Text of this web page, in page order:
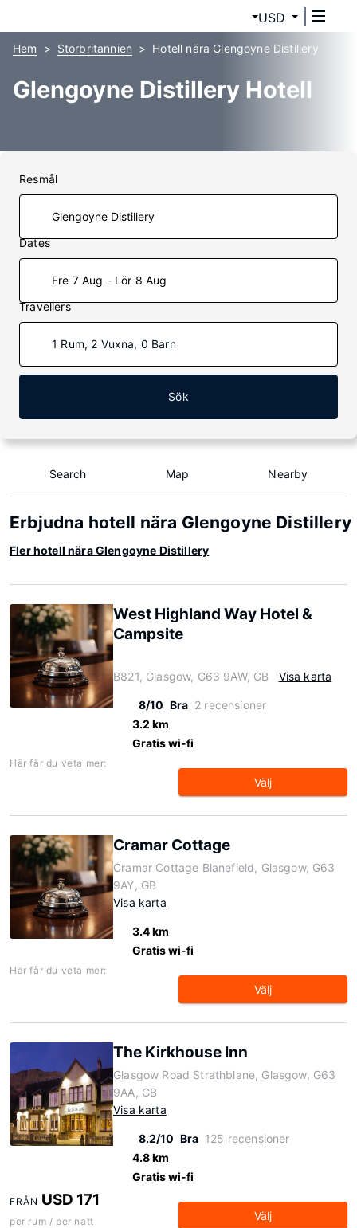
USD
Hem Storbritannien Hotell nära Glengoyne Distillery
Glengoyne Distillery Hotell
Resmål
Dates
Fre 7 Aug - Lör 8 Aug
Travellers
1 Rum, 2 Vuxna, 0 Barn
Sök
Search Map Nearby
Erbjudna hotell nära Glengoyne Distillery
Fler hotell nära Glengoyne Distillery
West Highland Way Hotel &
Campsite
B821, Glasgow, G63 9AW, GB Visa karta
8/10 Bra 2 recensioner
3.2 km
Gratis wi-fi
Här får du veta mer:
Välj
Cramar Cottage
Cramar Cottage Blanefield, Glasgow, G63
9AY, GB
Visa karta
3.4 km
Gratis wi-fi
Här får du veta mer:
Välj
The Kirkhouse Inn
Glasgow Road Strathblane, Glasgow, G63
9AA, GB
Visa karta
8.2/10 Bra 125 recensioner
4.8 km
Gratis wi-fi
FRÅN USD 171
per rum / per natt Välj